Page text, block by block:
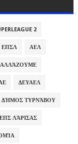
2
ΕΠΣΛ ΑΕΛ
ΑΛΛΆΖΟΥΜΕ
ΔΕΥΑΕΛ
ΔΉΜΟΣ ΤΥΡΝΆΒΟΥ
ΕΠΣ ΛΆΡΙΣΑΣ